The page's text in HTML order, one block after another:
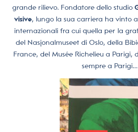
grande rilievo. Fondatore dello studio
visive, lungo la sua carriera ha vinto
internazionali fra cui quella per la
del Nasjonalmuseet di Oslo, della
France, del Musée Richelieu a Parigi,
sempre a Parigi…